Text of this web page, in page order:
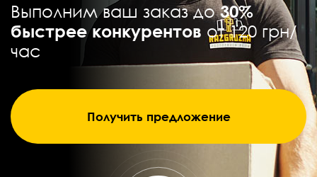
Выполним ваш заказ до30%
быстрее конкурентов от 120 грн/
час
Получить предложение